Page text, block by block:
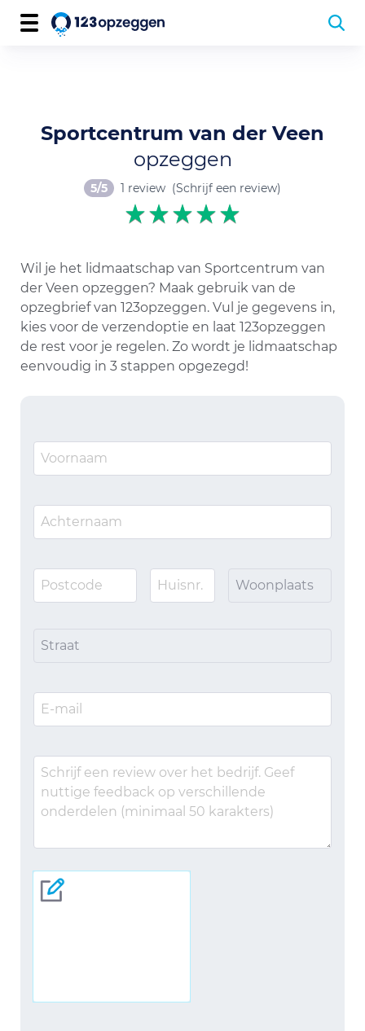
Sportcentrum van der Veen
opzeggen
5/5 1 review (Schrijf een review)
Wil je het lidmaatschap van Sportcentrum van
der Veen opzeggen? Maak gebruik van de
opzegbrief van 123opzeggen. Vul je gegevens in,
kies voor de verzendoptie en laat 123opzeggen
de rest voor je regelen. Zo wordt je lidmaatschap
eenvoudig in 3 stappen opgezegd!
Woonplaats
Straat